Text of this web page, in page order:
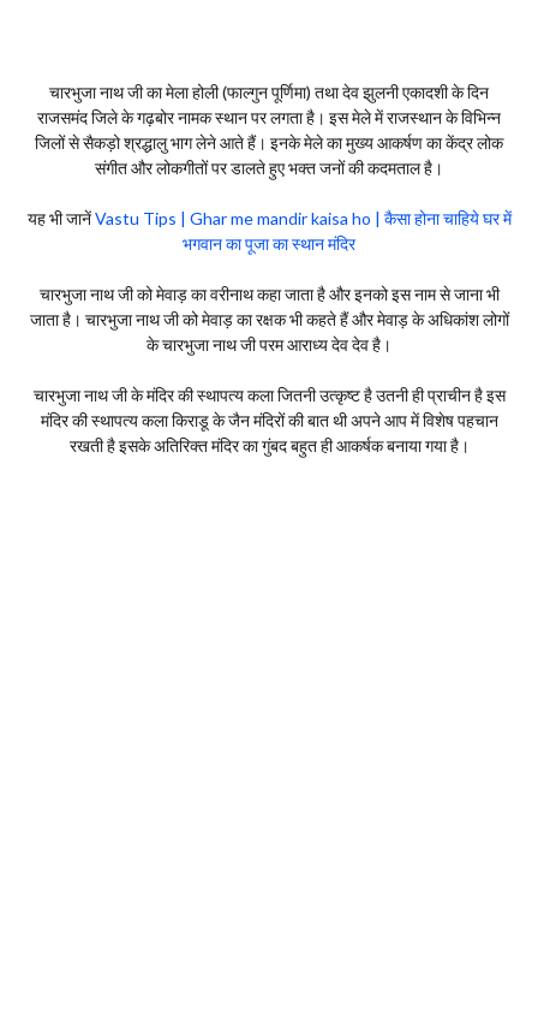
चारभुजा नाथ जी का मेला होली (फाल्गुन पूर्णिमा) तथा देव झुलनी एकादशी के दिन
राजसमंद जिले के गढ़बोर नामक स्थान पर लगता है। इस मेले में राजस्थान के विभिन्न
जिलों से सैकड़ो श्रद्धालु भाग लेने आते हैं। इनके मेले का मुख्य आकर्षण का केंद्र लोक
संगीत और लोकगीतों पर डालते हुए भक्त जनों की कदमताल है।
यह भी जानेंVastu Tips | Ghar me mandir kaisa ho | कैसा होना चाहिये घर में
भगवान का पूजा का स्थान मंदिर
चारभुजा नाथ जी को मेवाड़ का वरीनाथ कहा जाता है और इनको इस नाम से जाना भी
जाता है। चारभुजा नाथ जी को मेवाड़ का रक्षक भी कहते हैं और मेवाड़ के अधिकांश लोगों
के चारभुजा नाथ जी परम आराध्य देव देव है।
चारभुजा नाथ जी के मंदिर की स्थापत्य कला जितनी उत्कृष्ट है उतनी ही प्राचीन है इस
मंदिर की स्थापत्य कला किराडू के जैन मंदिरों की बात थी अपने आप में विशेष पहचान
रखती है इसके अतिरिक्त मंदिर का गुंबद बहुत ही आकर्षक बनाया गया है।